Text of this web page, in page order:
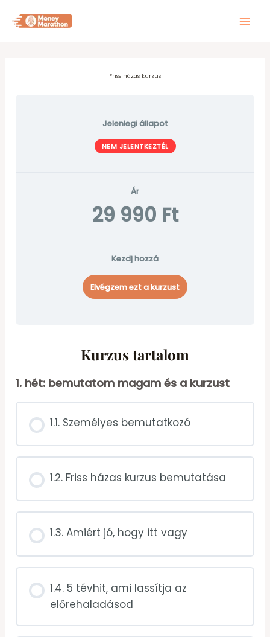
Friss házas kurzus
Jelenlegi állapot
NEM JELENTKEZTÉL
Ár
29 990 Ft
Kezdj hozzá
Elvégzem ezt a kurzust
Kurzus tartalom
1. hét: bemutatom magam és a kurzust
1.1. Személyes bemutatkozó
1.2. Friss házas kurzus bemutatása
1.3. Amiért jó, hogy itt vagy
1.4. 5 tévhit, ami lassítja az
előrehaladásod